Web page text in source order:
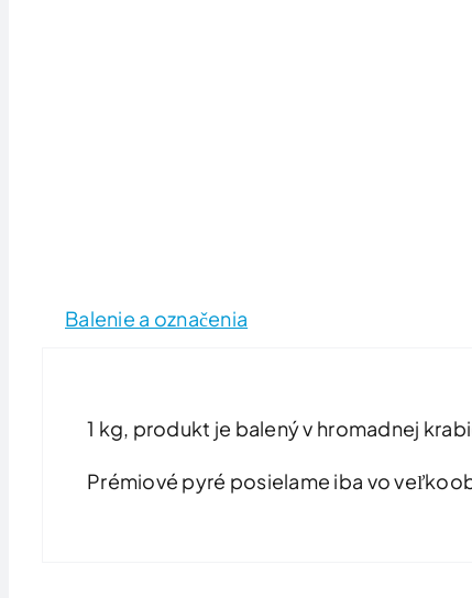
Balenie a označenia
1 kg, produkt je balený v hromadnej
Prémiové pyré posielame iba vo